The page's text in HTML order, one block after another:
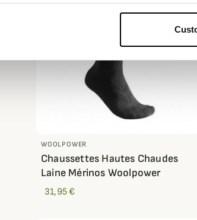
WOOLPOWER
Chaussettes Hautes Chaudes
Laine Mérinos Woolpower
31,95 €